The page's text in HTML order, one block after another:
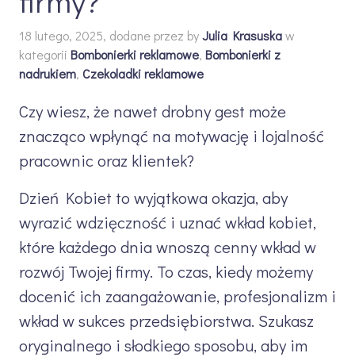
18 lutego, 2025, dodane przez byJulia Krasuskaw
kategorii Bombonierki reklamowe, Bombonierki z
nadrukiem, Czekoladki reklamowe
Czy wiesz, że nawet drobny gest może
znacząco wpłynąć na motywację i lojalność
pracownic oraz klientek?
Dzień Kobiet to wyjątkowa okazja, aby
wyrazić wdzięczność i uznać wkład kobiet,
które każdego dnia wnoszą cenny wkład w
rozwój Twojej firmy. To czas, kiedy możemy
docenić ich zaangażowanie, profesjonalizm i
wkład w sukces przedsiębiorstwa. Szukasz
oryginalnego i słodkiego sposobu, aby im